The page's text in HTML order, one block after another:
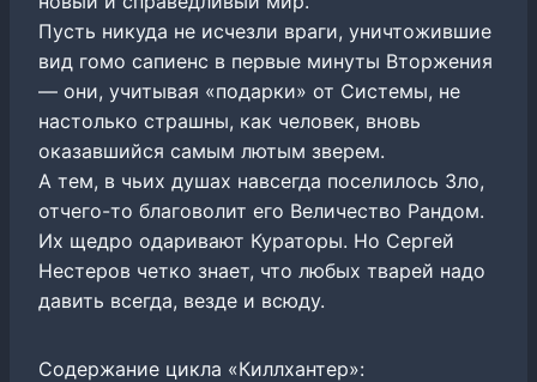
Пусть никуда не исчезли враги, уничтожившие
вид гомо сапиенс в первые минуты Вторжения
— они, учитывая «подарки» от Системы, не
настолько страшны, как человек, вновь
оказавшийся самым лютым зверем.
А тем, в чьих душах навсегда поселилось Зло,
отчего-то благоволит его Величество Рандом.
Их щедро одаривают Кураторы. Но Сергей
Нестеров четко знает, что любых тварей надо
давить всегда, везде и всюду.
Содержание цикла «Киллхантер»: